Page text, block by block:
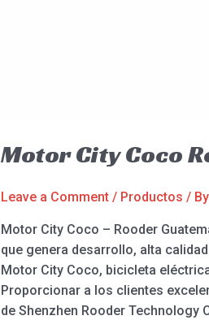
Motor City Coco
Leave a Comment / Productos / By
Motor City Coco – Rooder
que genera desarrollo, alta
Motor City Coco, bicicleta
Proporcionar a los clientes
de Shenzhen Rooder